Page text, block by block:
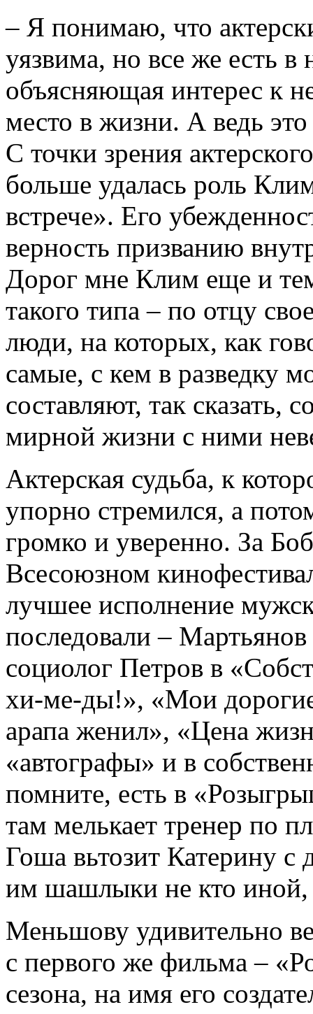
– Я понимаю, что
уязвима, но все же есть
объясняющая интерес к
место в жизни. А ведь
С точки зрения
больше удалась роль
встрече». Его
верность призванию
Дорог мне Клим еще и
такого типа – по отцу
люди, на которых, как
самые, с кем в разведку
составляют, так сказать,
мирной жизни с ними
Актерская судьба, к
упорно стремился, а
громко и уверенно. За
Всесоюзном
лучшее исполнение
последовали –
социолог Петров в
хи-ме-ды!», «Мои
арапа женил», «Цена
«автографы» и в
помните, есть в
там мелькает тренер по
Гоша вьтозит Катерину
им шашлыки не кто иной,
Меньшову удивительно
с первого же фильма –
сезона, на имя его